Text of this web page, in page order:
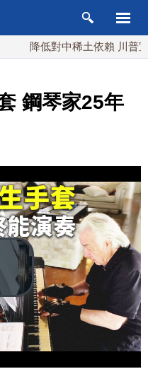
降低對中稀土依賴 川普宣布礦
鋼琴家25年